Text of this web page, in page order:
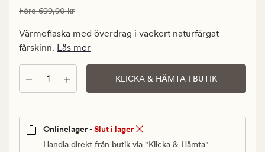
419,94
kr.
Ordinarie
Ordinarie pris 699,90 kr
Före699,90 kr
Värmeflaska med överdrag i vackert naturfärgat
fårskinn. Läs mer
Antal KLICKA & HÄMTA I BUTIK
Onlinelager -Slut i lager
Handla direkt från butik via "Klicka & Hämta"